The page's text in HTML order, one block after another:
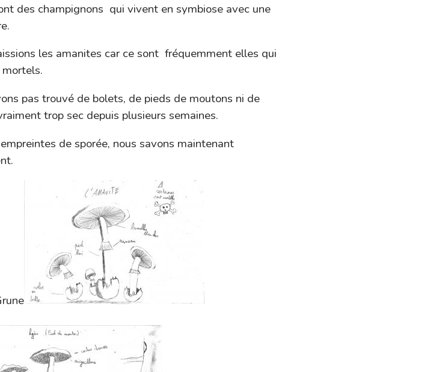
des champignons qui vivent en symbiose avec une
les amanites car ce sont fréquemment elles qui
pas trouvé de bolets, de pieds de moutons ni de
trop sec depuis plusieurs semaines.
de sporée, nous savons maintenant